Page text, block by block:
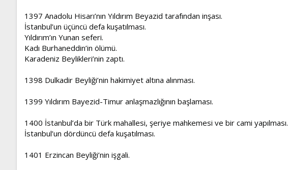
1397 Anadolu Hisarı’nın Yıldırım Beyazid tarafından inşası.
İstanbul’un üçüncü defa kuşatılması.
Yıldırım’ın Yunan seferi.
Kadı Burhaneddin’in ölümü.
Karadeniz Beylikleri’nin zaptı.
1398 Dulkadir Beyliği’nin hakimiyet altına alınması.
1399 Yıldırım Bayezid-Timur anlaşmazlığının başlaması.
1400 İstanbul’da bir Türk mahallesi, şeriye mahkemesi ve bir cami yapılması.
İstanbul’un dördüncü defa kuşatılması.
1401 Erzincan Beyliği’nin işgali.